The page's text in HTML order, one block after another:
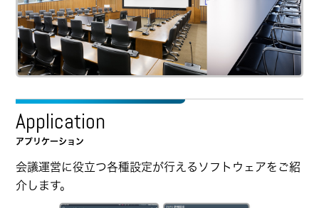
Application
アプリケーション
会議運営に役立つ各種設定が行えるソフトウェアをご紹
介します。